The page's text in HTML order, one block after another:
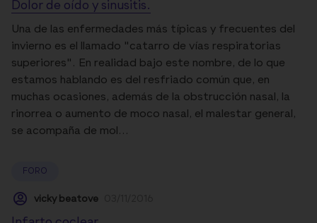
Dolor de oído y sinusitis.
Una de las enfermedades más típicas y frecuentes del
invierno es el llamado "catarro de vías respiratorias
superiores". En realidad bajo este nombre, de lo que
estamos hablando es del resfriado común que, en
muchas ocasiones, además de la obstrucción nasal, la
rinorrea o aumento de moco nasal, el malestar general,
se acompaña de mol...
FORO
vicky beatove